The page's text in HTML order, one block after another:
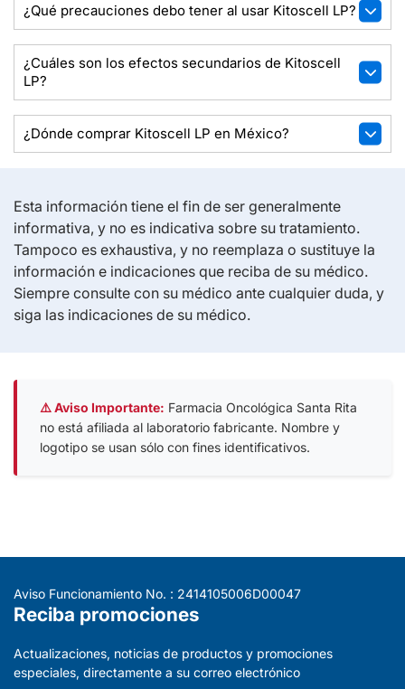
¿Qué precauciones debo tener al usar Kitoscell LP?
¿Cuáles son los efectos secundarios de Kitoscell
LP?
¿Dónde comprar Kitoscell LP en México?
Esta información tiene el fin de ser generalmente
informativa, y no es indicativa sobre su tratamiento.
Tampoco es exhaustiva, y no reemplaza o sustituye la
información e indicaciones que reciba de su médico.
Siempre consulte con su médico ante cualquier duda, y
siga las indicaciones de su médico.
⚠️ Aviso Importante: Farmacia Oncológica Santa Rita
no está afiliada al laboratorio fabricante. Nombre y
logotipo se usan sólo con fines identificativos.
Aviso Funcionamiento No. : 2414105006D00047
Reciba promociones
Actualizaciones, noticias de productos y promociones
especiales, directamente a su correo electrónico